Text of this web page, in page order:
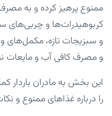
ممنوع پرهیز کرده و به
کربوهیدرات‌ها و چربی‌های
و سبزیجات تازه، مکمل‌های
و مصرف کافی آب و مایعات
این بخش به مادران باردار
را درباره غذاهای ممنوع و